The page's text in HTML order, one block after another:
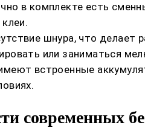
в комплекте есть
шнура, что делает
или заниматься
встроенные
современных